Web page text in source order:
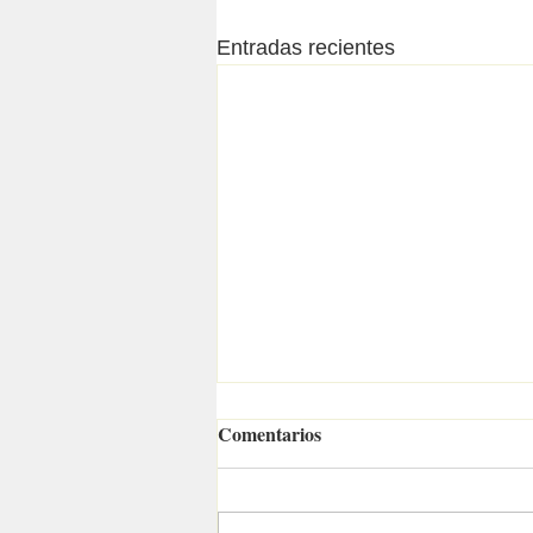
Entradas recientes
Comentarios